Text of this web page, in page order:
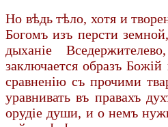
Но вѣдь тѣло, хотя и
Богомъ изъ персти
дыханіе
заключается образъ
сравненію съ прочими
уравнивать въ правахъ
орудіе души, и о немъ